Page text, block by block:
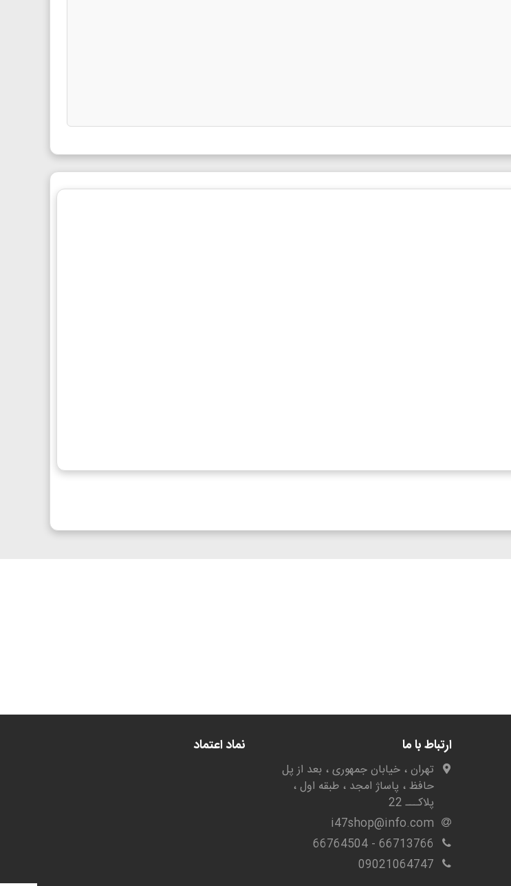
ارتباط با ما
تهران ، خیابان جمهوری ، بعد از پل
حافظ ، پاساژ امجد ، طبقه اول ،
پلاکـــ 22
i47shop@info.com
66713766 - 66764504
09021064747
نماد اعتماد